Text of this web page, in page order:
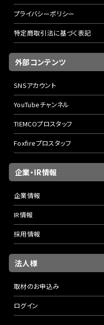
プライバシーポリシー
特定商取引法に基づく表記
外部コンテンツ
SNSアカウント
YouTubeチャンネル
TIEMCOプロスタッフ
Foxfireプロスタッフ
企業・IR情報
企業情報
IR情報
採用情報
法人様
取材のお申込み
ログイン